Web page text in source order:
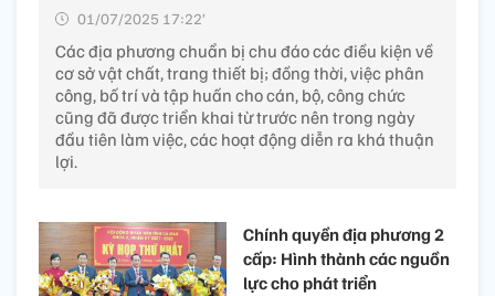
01/07/2025 17:22’
Các địa phương chuẩn bị chu đáo các điều kiện về
cơ sở vật chất, trang thiết bị; đồng thời, việc phân
công, bố trí và tập huấn cho cán, bộ, công chức
cũng đã được triển khai từ trước nên trong ngày
đầu tiên làm việc, các hoạt động diễn ra khá thuận
lợi.
Chính quyền địa phương 2
cấp: Hình thành các nguồn
lực cho phát triển